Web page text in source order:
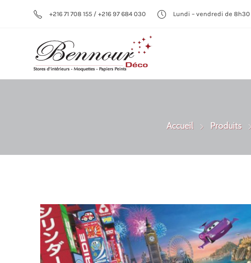
+216 71 708 155 / +216 97 684 030 Lundi – vendredi de 8h30
Accueil Produits